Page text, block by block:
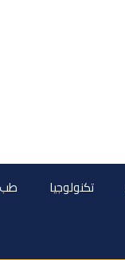
تكنولوجيا